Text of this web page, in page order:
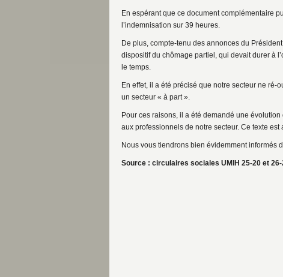
En espérant que ce document complémentaire
l’indemnisation sur 39 heures.
De plus, compte-tenu des annonces du
dispositif du chômage partiel, qui devait durer à
le temps.
En effet, il a été précisé que notre secteur ne ré-
un secteur « à part ».
Pour ces raisons, il a été demandé une
aux professionnels de notre secteur. Ce texte
Nous vous tiendrons bien évidemment informés
Source : circulaires sociales UMIH 25-20 et 26-